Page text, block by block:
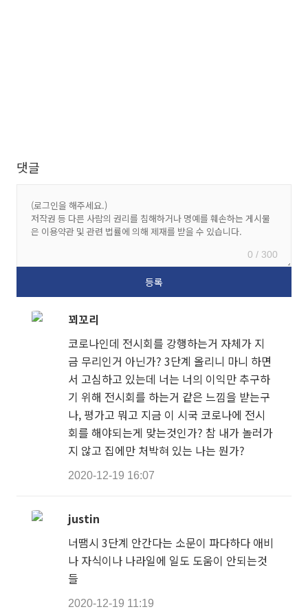
댓글
0 / 300
꾀꼬리
코로나인데 전시회를 강행하는거 자체가 지
금 무리인거 아닌가? 3단계 올리니 마니 하면
서 고심하고 있는데 너는 너의 이익만 추구하
기 위해 전시회를 하는거 같은 느낌을 받는구
나, 평가고 뭐고 지금 이 시국 코로나에 전시
회를 해야되는게 맞는것인가? 참 내가 놀러가
지 않고 집에만 처박혀 있는 나는 뭔가?
2020-12-19 16:07
justin
너땜시 3단계 안간다는 소문이 파다하다 애비
나 자식이나 나라일에 일도 도움이 안되는것
들
2020-12-19 11:19